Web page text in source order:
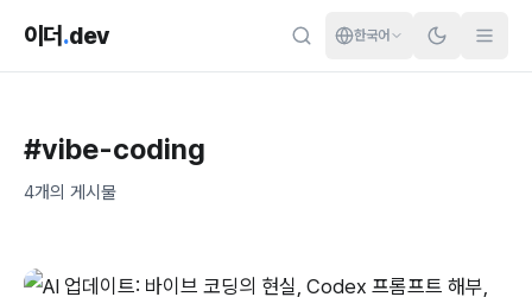
이더 .dev 한국어
#vibe-coding
4개의 게시물